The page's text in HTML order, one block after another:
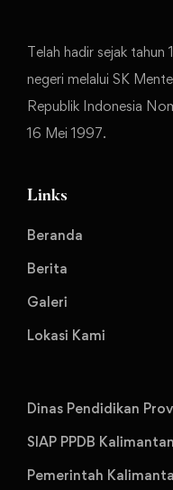
Telah hadir sejak
negeri melalui SK
Republik Indonesia
16 Mei 1997.
Links
Beranda
Berita
Galeri
Lokasi Kami
Dinas Pendidikan
SIAP PPDB
Pemerintah